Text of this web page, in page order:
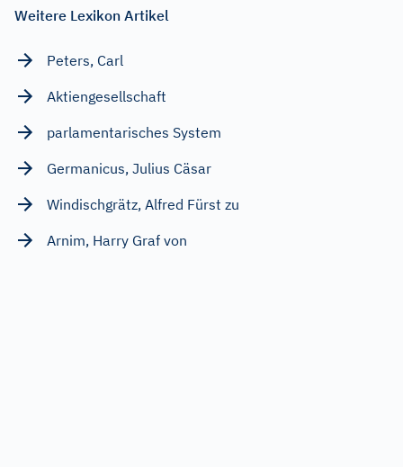
Weitere Lexikon Artikel
Peters, Carl
Aktiengesellschaft
parlamentarisches System
Germanicus, Julius Cäsar
Windischgrätz, Alfred Fürst zu
Arnim, Harry Graf von